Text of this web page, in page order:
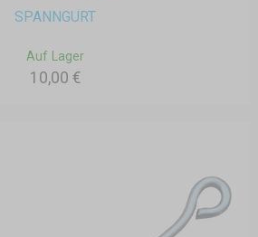
SPANNGURT
Auf Lager
10,00 €